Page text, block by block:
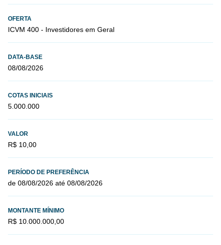
OFERTA
ICVM 400 - Investidores em Geral
DATA-BASE
08/08/2026
COTAS INICIAIS
5.000.000
VALOR
R$ 10,00
PERÍODO DE PREFERÊNCIA
de 08/08/2026 até 08/08/2026
MONTANTE MÍNIMO
R$ 10.000.000,00